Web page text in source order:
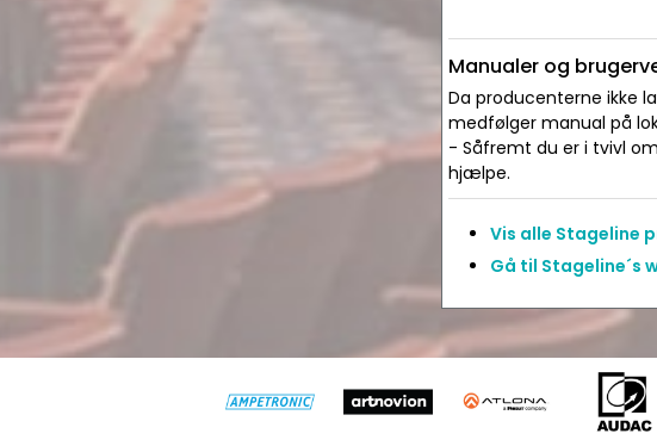
Manualer og
Da producenterne ikke
medfølger manual på
- Såfremt du er i tvivl
hjælpe.
Vis alle Stageline
Gå til Stageline´s